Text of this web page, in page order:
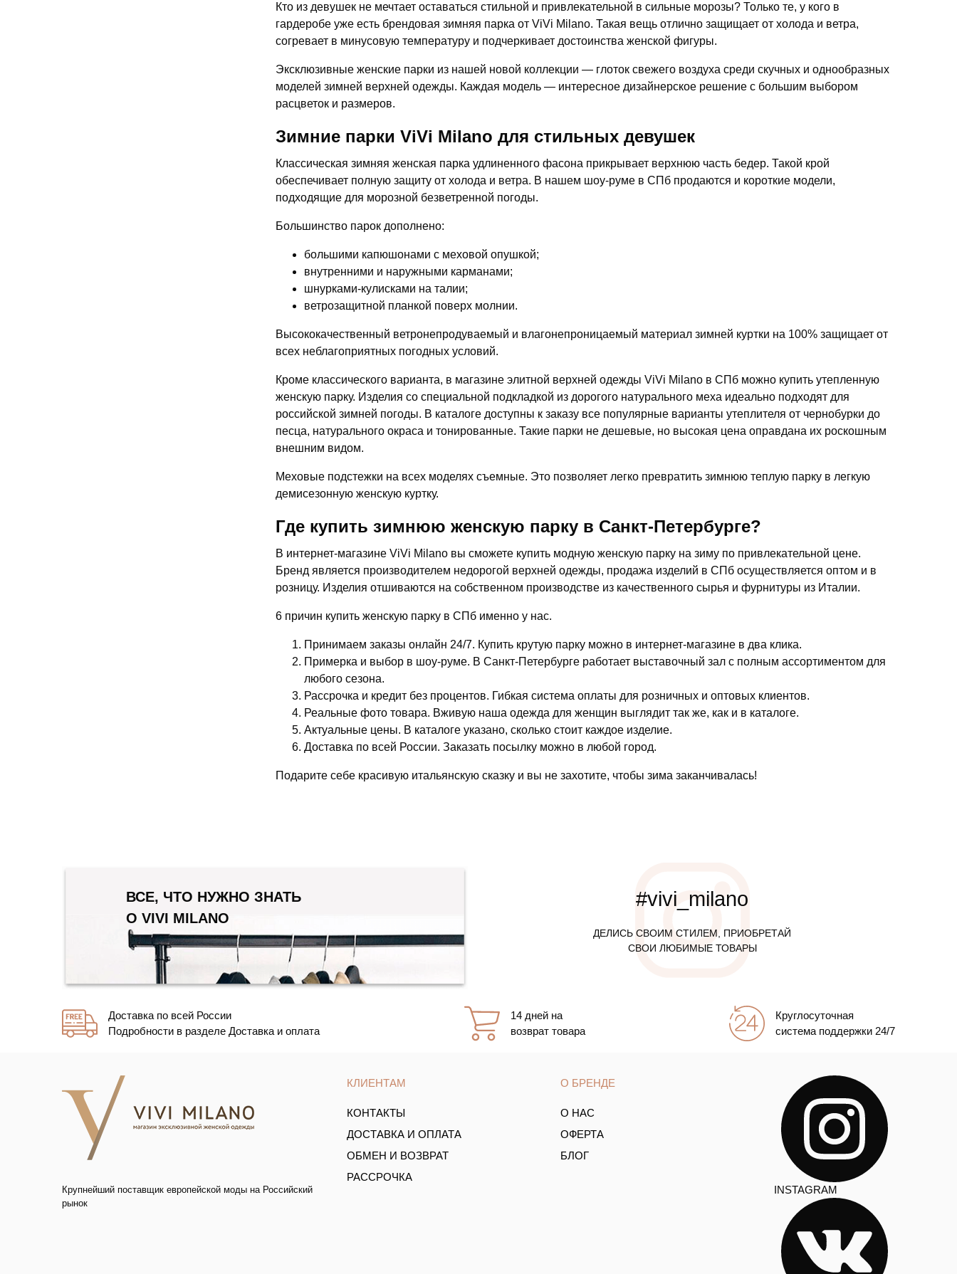
Кто из девушек не мечтает оставаться стильной и привлекательной в сильные морозы? Только те, у кого в
гардеробе уже есть брендовая зимняя парка от ViVi Milano. Такая вещь отлично защищает от холода и ветра,
согревает в минусовую температуру и подчеркивает достоинства женской фигуры.
Эксклюзивные женские парки из нашей новой коллекции — глоток свежего воздуха среди скучных и однообразных
моделей зимней верхней одежды. Каждая модель — интересное дизайнерское решение с большим выбором
расцветок и размеров.
Зимние парки ViVi Milano для стильных девушек
Классическая зимняя женская парка удлиненного фасона прикрывает верхнюю часть бедер. Такой крой
обеспечивает полную защиту от холода и ветра. В нашем шоу-руме в СПб продаются и короткие модели,
подходящие для морозной безветренной погоды.
Большинство парок дополнено:
большими капюшонами с меховой опушкой;
внутренними и наружными карманами;
шнурками-кулисками на талии;
ветрозащитной планкой поверх молнии.
Высококачественный ветронепродуваемый и влагонепроницаемый материал зимней куртки на 100% защищает от
всех неблагоприятных погодных условий.
Кроме классического варианта, в магазине элитной верхней одежды ViVi Milano в СПб можно купить утепленную
женскую парку. Изделия со специальной подкладкой из дорогого натурального меха идеально подходят для
российской зимней погоды. В каталоге доступны к заказу все популярные варианты утеплителя от чернобурки до
песца, натурального окраса и тонированные. Такие парки не дешевые, но высокая цена оправдана их роскошным
внешним видом.
Меховые подстежки на всех моделях съемные. Это позволяет легко превратить зимнюю теплую парку в легкую
демисезонную женскую куртку.
Где купить зимнюю женскую парку в Санкт-Петербурге?
В интернет-магазине ViVi Milano вы сможете купить модную женскую парку на зиму по привлекательной цене.
Бренд является производителем недорогой верхней одежды, продажа изделий в СПб осуществляется оптом и в
розницу. Изделия отшиваются на собственном производстве из качественного сырья и фурнитуры из Италии.
6 причин купить женскую парку в СПб именно у нас.
Принимаем заказы онлайн 24/7. Купить крутую парку можно в интернет-магазине в два клика.
Примерка и выбор в шоу-руме. В Санкт-Петербурге работает выставочный зал с полным ассортиментом для
любого сезона.
Рассрочка и кредит без процентов. Гибкая система оплаты для розничных и оптовых клиентов.
Реальные фото товара. Вживую наша одежда для женщин выглядит так же, как и в каталоге.
Актуальные цены. В каталоге указано, сколько стоит каждое изделие.
Доставка по всей России. Заказать посылку можно в любой город.
Подарите себе красивую итальянскую сказку и вы не захотите, чтобы зима заканчивалась!
ВСЕ, ЧТО НУЖНО ЗНАТЬ
О VIVI MILANO
#vivi_milano
ДЕЛИСЬ СВОИМ СТИЛЕМ, ПРИОБРЕТАЙ
СВОИ ЛЮБИМЫЕ ТОВАРЫ
Доставка по всей России
Подробности в разделе Доставка и оплата
14 дней на
возврат товара
Круглосуточная
система поддержки 24/7
Крупнейший поставщик европейской моды на Российский
рынок
КЛИЕНТАМ
КОНТАКТЫ
ДОСТАВКА И ОПЛАТА
ОБМЕН И ВОЗВРАТ
РАССРОЧКА
О БРЕНДЕ
О НАС
ОФЕРТА
БЛОГ
INSTAGRAM